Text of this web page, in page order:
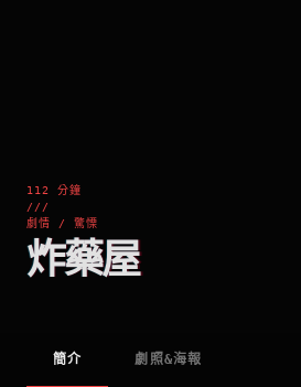
112 分鐘
///
劇情 / 驚慄
炸藥屋
簡介 劇照&海報